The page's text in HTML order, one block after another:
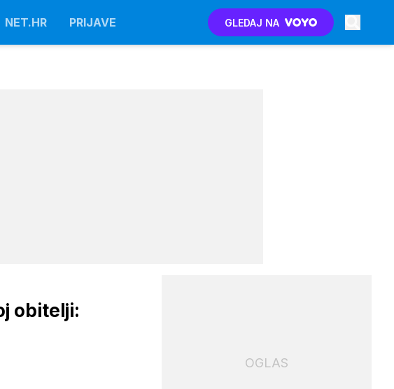
NET.HR PRIJAVE GLEDAJ NA
obitelji:
OGLAS